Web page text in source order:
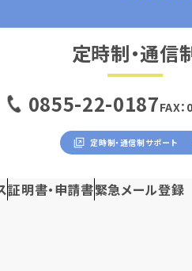
定時制・通信
0855-22-0187FAX
定時制・通信制サポート
証明書・申請書緊急メール登録